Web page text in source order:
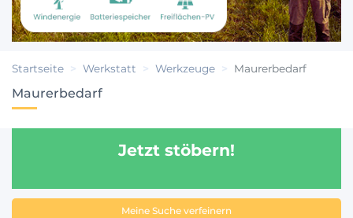
Startseite Werkstatt Werkzeuge Maurerbedarf
Maurerbedarf
Jetzt stöbern!
Meine Suche verfeinern